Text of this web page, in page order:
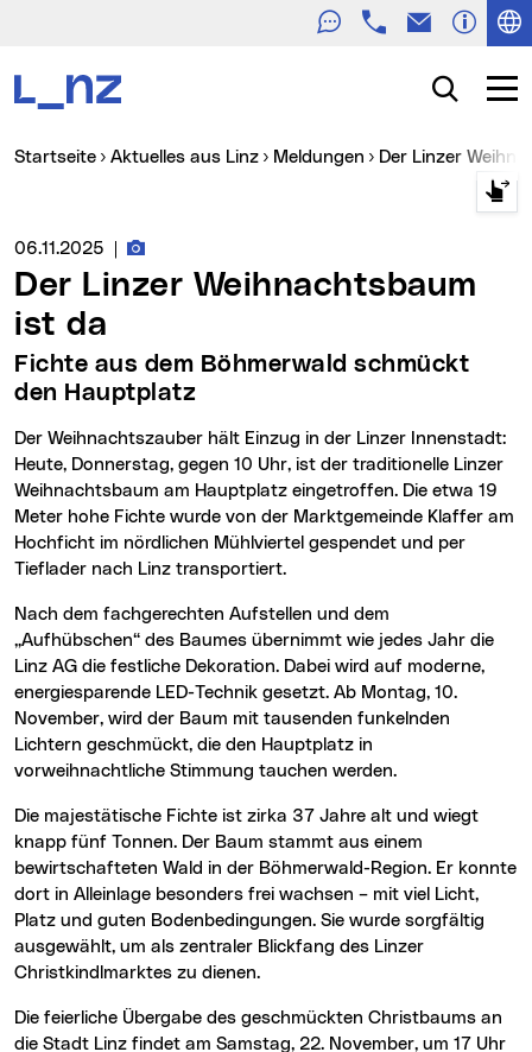
TelefonE-Mail
Suche
Sie sind hier:
Startseite Aktuelles aus Linz Meldungen Der Linzer
Medienservice vom:
06.11.2025 Fotos zur Meldung
Der Linzer Weihnachtsbaum
ist da
Fichte aus dem Böhmerwald schmückt
den Hauptplatz
Der Weihnachtszauber hält Einzug in der Linzer Innenstadt:
Heute, Donnerstag, gegen 10 Uhr, ist der traditionelle Linzer
Weihnachtsbaum am Hauptplatz eingetroffen. Die etwa 19
Meter hohe Fichte wurde von der Marktgemeinde Klaffer am
Hochficht im nördlichen Mühlviertel gespendet und per
Tieflader nach Linz transportiert.
Nach dem fachgerechten Aufstellen und dem
„Aufhübschen“ des Baumes übernimmt wie jedes Jahr die
Linz AG die festliche Dekoration. Dabei wird auf moderne,
energiesparende LED-Technik gesetzt. Ab Montag, 10.
November, wird der Baum mit tausenden funkelnden
Lichtern geschmückt, die den Hauptplatz in
vorweihnachtliche Stimmung tauchen werden.
Die majestätische Fichte ist zirka 37 Jahre alt und wiegt
knapp fünf Tonnen. Der Baum stammt aus einem
bewirtschafteten Wald in der Böhmerwald-Region. Er konnte
dort in Alleinlage besonders frei wachsen – mit viel Licht,
Platz und guten Bodenbedingungen. Sie wurde sorgfältig
ausgewählt, um als zentraler Blickfang des Linzer
Christkindlmarktes zu dienen.
Die feierliche Übergabe des geschmückten Christbaums an
die Stadt Linz findet am Samstag, 22. November, um 17 Uhr